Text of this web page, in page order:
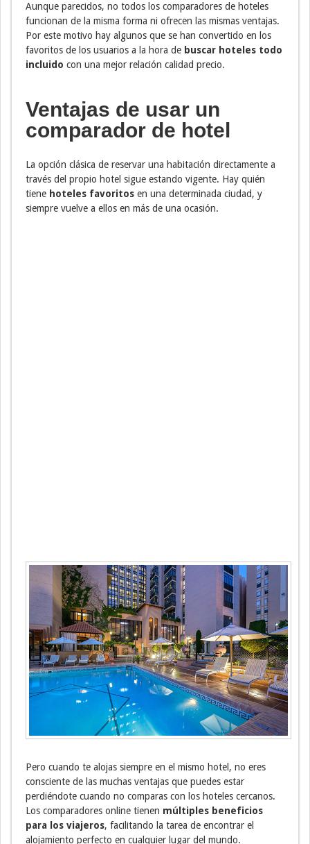
Aunque parecidos, no todos los comparadores de hoteles
funcionan de la misma forma ni ofrecen las mismas ventajas.
Por este motivo hay algunos que se han convertido en los
favoritos de los usuarios a la hora de buscar hoteles todo
incluido con una mejor relación calidad precio.
Ventajas de usar un
comparador de hotel
La opción clásica de reservar una habitación directamente a
través del propio hotel sigue estando vigente. Hay quién
tiene hoteles favoritos en una determinada ciudad, y
siempre vuelve a ellos en más de una ocasión.
Pero cuando te alojas siempre en el mismo hotel, no eres
consciente de las muchas ventajas que puedes estar
perdiéndote cuando no comparas con los hoteles cercanos.
Los comparadores online tienen múltiples beneficios
para los viajeros, facilitando la tarea de encontrar el
alojamiento perfecto en cualquier lugar del mundo.